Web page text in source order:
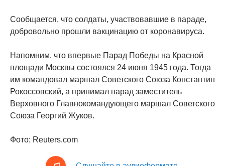
Сообщается, что солдаты, участвовавшие в параде,
добровольно прошли вакцинацию от коронавируса.
Напомним, что впервые Парад Победы на Красной
площади Москвы состоялся 24 июня 1945 года. Тогда
им командовал маршал Советского Союза Константин
Рокоссовский, а принимал парад заместитель
Верховного Главнокомандующего маршал Советского
Союза Георгий Жуков.
Фото: Reuters.com